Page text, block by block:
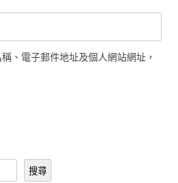
、電子郵件地址及個人網站網址，
搜尋